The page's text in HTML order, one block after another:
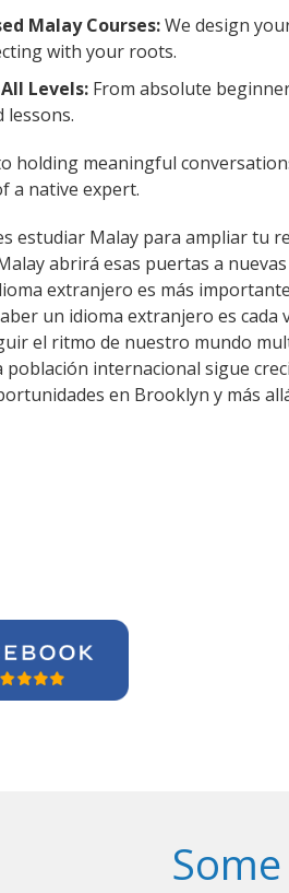
Malay Courses:We design
with your roots.
Levels: From absolute
lessons.
holding meaningful
a native expert.
estudiar Malay para ampliar tu
abrirá esas puertas a
extranjero es más
un idioma extranjero es
el ritmo de nuestro mundo
internacional sigue
en Brooklyn y más